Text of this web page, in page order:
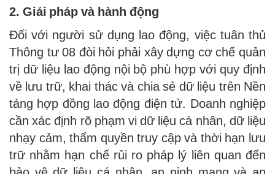
2. Giải pháp và hành động
Đối với người sử dụng lao động, việc tuân thủ
Thông tư 08 đòi hỏi phải xây dựng cơ chế quản
trị dữ liệu lao động nội bộ phù hợp với quy định
về lưu trữ, khai thác và chia sẻ dữ liệu trên Nền
tảng hợp đồng lao động điện tử. Doanh nghiệp
cần xác định rõ phạm vi dữ liệu cá nhân, dữ liệu
nhạy cảm, thẩm quyền truy cập và thời hạn lưu
trữ nhằm hạn chế rủi ro pháp lý liên quan đến